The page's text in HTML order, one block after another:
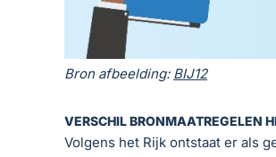
Bron afbeelding: BIJ12
VERSCHIL BRONMAATREGELEN
Volgens het Rijk ontstaat er als